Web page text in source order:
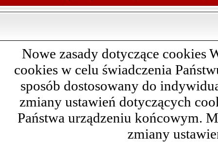
Nowe zasady dotyczące cookies
cookies w celu świadczenia
sposób dostosowany do
zmiany ustawień dotyczących
Państwa urządzeniu końcowym.
zmiany